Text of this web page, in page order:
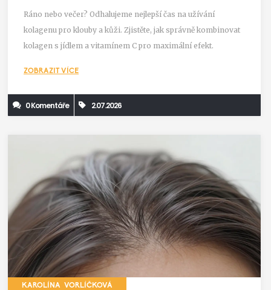
Ráno nebo večer? Odhalujeme nejlepší čas na užívání
kolagenu pro klouby a kůži. Zjistěte, jak správně kombinovat
kolagen s jídlem a vitamínem C pro maximální efekt.
ZOBRAZIT VÍCE
0 Komentáře 2.07.2026
KAROLÍNA VORLÍČKOVÁ